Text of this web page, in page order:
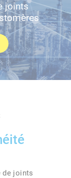
joints
de joints